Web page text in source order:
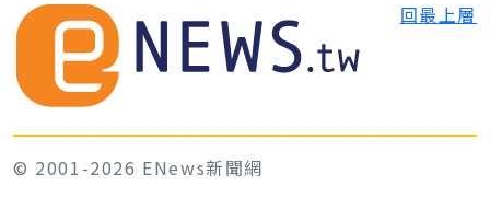
回最上層
© 2001-2026 ENews新聞網